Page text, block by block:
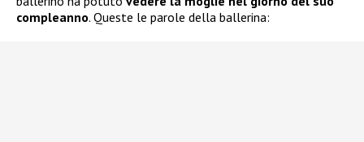
compleanno. Queste le parole della ballerina: